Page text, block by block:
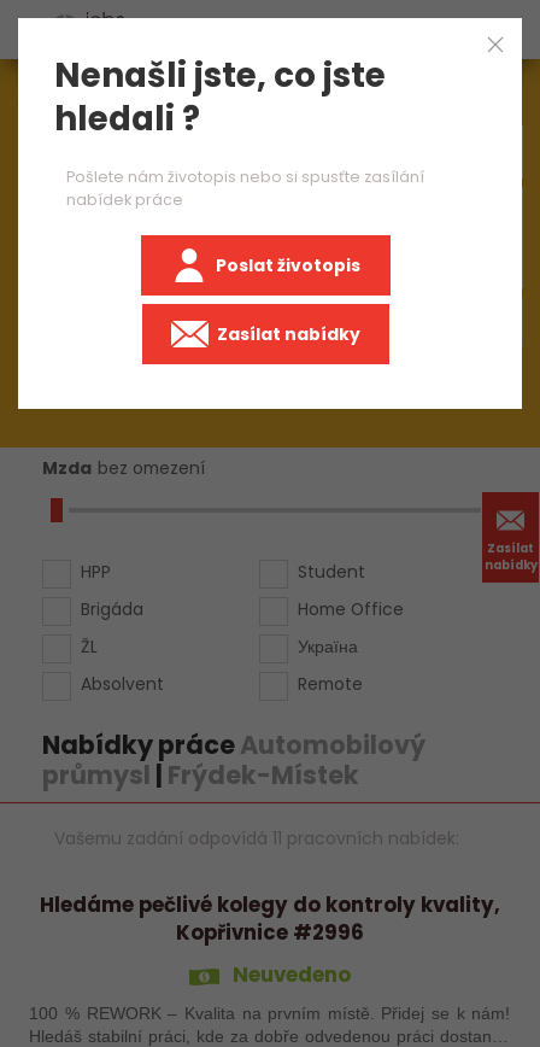
Zasílat
nabídky
Aktuálně1545nabídek práce
Automobilový průmysl
Mzda bez omezení
HPP
Brigáda
ŽL
Absolvent
Student
Home Office
Україна
Remote
Nabídky práceAutomobilový
průmysl | Frýdek-Místek
Vašemu zadání odpovídá 11 pracovních nabídek:
Hledáme pečlivé kolegy do kontroly kvality,
Kopřivnice #2996
Neuvedeno
100 % REWORK – Kvalita na prvním místě. Přidej se k nám!
Hledáš stabilní práci, kde za dobře odvedenou práci dostaneš
Nenašli jste, co jste
hledali ?
Pošlete nám životopis nebo si spusťte zasílání
nabídek práce
Poslat životopis
Zasílat nabídky